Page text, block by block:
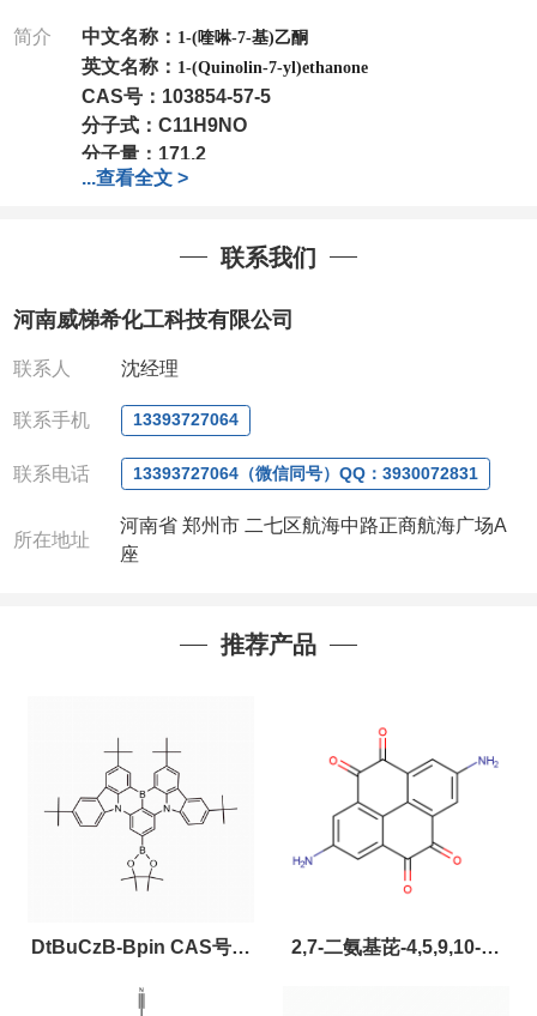
简介 中文名称： 1-(喹啉-7-基)乙酮
英文名称： 1-(Quinolin-7-yl)ethanone
CAS号： 103854-57-5
分子式： C11H9NO
分子量： 171.2
包装：1Mg ; 5Mg;10Mg ;100Mg;250Mg ;500Mg
我司对高校及科研单位先发货和
作中有用到的试剂,欢迎前来询购
电话:0371-63377391/13393727064
QQ:3930072831
:13393727064
联系人: 沈晓东(欢迎致电
...查看全文 >
联系我们
河南威梯希化工科技有限公司
联系人 沈经理
联系手机 13393727064
联系电话 13393727064（微信同号）QQ：3930072831
所在地址
河南省 郑州市 二七区航海中路正商航海广场A
座
推荐产品
DtBuCzB-Bpin CAS号：
2643331-97-7
2,7-二氨基芘-4,5,9,10-四